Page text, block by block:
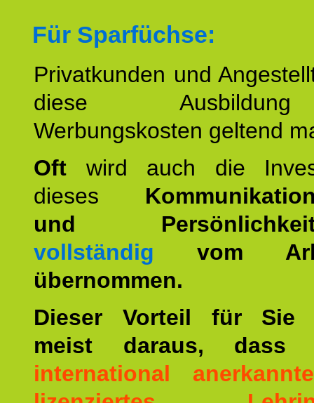
Für Sparfüchse:
Privatkunden und
diese
Werbungskosten geltend
Oft wird auch die
dieses
und
vollständig vom
übernommen.
Dieser Vorteil für Sie
meist daraus,
international